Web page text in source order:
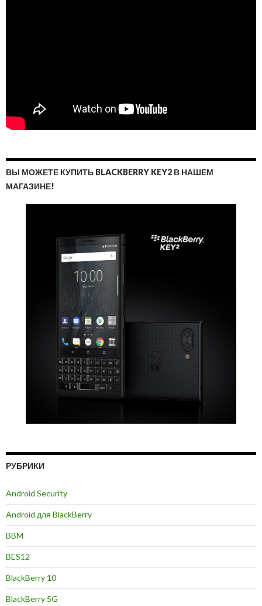
ВЫ МОЖЕТЕ КУПИТЬ BLACKBERRY KEY2 В НАШЕМ
МАГАЗИНЕ!
РУБРИКИ
Android Security
Android для BlackBerry
BBM
BES12
BlackBerry 10
BlackBerry 5G